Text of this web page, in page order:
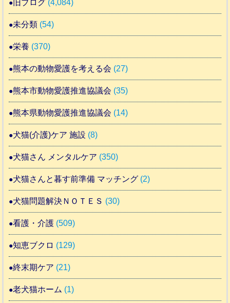
旧ブログ (4,084)
未分類 (54)
栄養 (370)
熊本の動物愛護を考える会 (27)
熊本市動物愛護推進協議会 (35)
熊本県動物愛護推進協議会 (14)
犬猫(介護)ケア 施設 (8)
犬猫さん メンタルケア (350)
犬猫さんと暮す前準備 マッチング (2)
犬猫問題解決ＮＯＴＥＳ (30)
看護・介護 (509)
知恵ブクロ (129)
終末期ケア (21)
老犬猫ホーム (1)